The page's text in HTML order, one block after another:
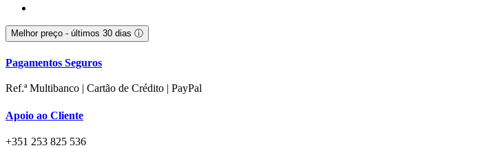
Melhor preço - últimos 30 dias ⓘ
Pagamentos Seguros
Ref.ª Multibanco | Cartão de Crédito | PayPal
Apoio ao Cliente
+351 253 825 536